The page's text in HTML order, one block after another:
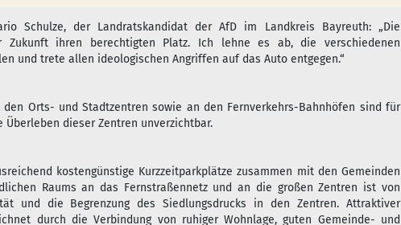
Schulze, der Landratskandidat der AfD im Landkreis Bayreuth: „Die
ihren berechtigten Platz. Ich lehne es ab, die verschiedenen
und trete allen ideologischen Angriffen auf das Auto entgegen.“
Orts- und Stadtzentren sowie an den Fernverkehrs-Bahnhöfen sind für
dieser Zentren unverzichtbar.
kostengünstige Kurzzeitparkplätze zusammen mit den Gemeinden
Raums an das Fernstraßennetz und an die großen Zentren ist von
und die Begrenzung des Siedlungsdrucks in den Zentren. Attraktiver
durch die Verbindung von ruhiger Wohnlage, guten Gemeinde- und